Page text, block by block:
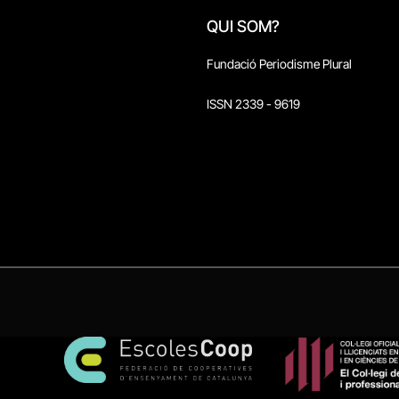
QUI SOM?
Fundació Periodisme Plural
ISSN 2339 - 9619